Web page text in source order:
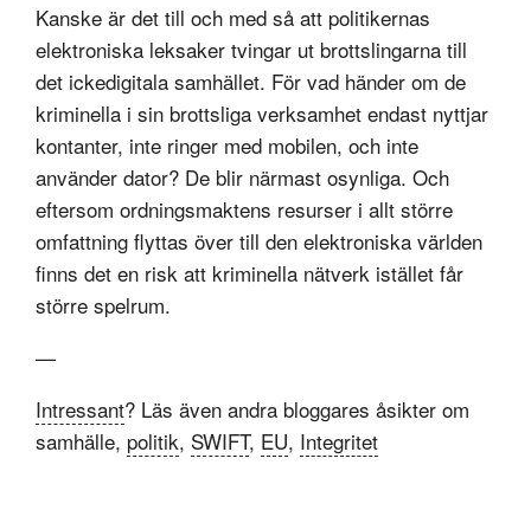
Kanske är det till och med så att politikernas
elektroniska leksaker tvingar ut brottslingarna till
det ickedigitala samhället. För vad händer om de
kriminella i sin brottsliga verksamhet endast nyttjar
kontanter, inte ringer med mobilen, och inte
använder dator? De blir närmast osynliga. Och
eftersom ordningsmaktens resurser i allt större
omfattning flyttas över till den elektroniska världen
finns det en risk att kriminella nätverk istället får
större spelrum.
—
Intressant? Läs även andra bloggares åsikter om
samhälle, politik, SWIFT, EU, Integritet